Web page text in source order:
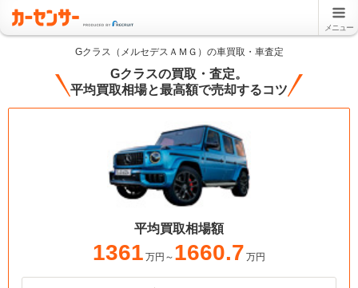
メニュー
Gクラス（メルセデスＡＭＧ）の車買取・車査定
Gクラスの買取・査定。
平均買取相場と最高額で売却するコツ
平均買取相場額
1361 万円～ 1660.7 万円